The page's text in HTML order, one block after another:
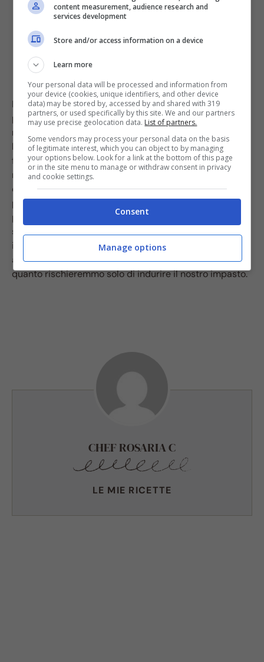
Per realizzare il classico impasto degli struffoli, e quindi
prepararli nella classica versione,il tipo di farina che
meglio si presta a questo genere di preparazioni è
la Farina 0. Per cui, è preferibile in questi casi evitare
farina 00, farina di tipo 1 e via dicendo in quanto il
risultato migliore lo si ottiene utilizzando solo la Farina
di tipo 0. Questo perché èun tipo di farina ‘debole’ e
poco raffinatache per questa tipologia di impasto è la
preferita. Come sappiamo per fare in modo che li
struffoli non siano troppo duri dopo la cottura, è anche
importante verificare la giusta quantità di farina che
andiamo ad utilizzare. Non bisogna infatti eccedere in
quanto rischieremmo solo di indurire il nostro impasto.
CHEF ROSARIA C
LE MIE RICETTE
content measurement, audience research and
services development
Store and/or access information on a device
Learn more
Your personal data will be processed and information from
your device (cookies, unique identifiers, and other device
data) may be stored by, accessed by and shared with 319
partners, or used specifically by this site. We and our partners
may use precise geolocation data. List of partners.
Some vendors may process your personal data on the basis
of legitimate interest, which you can object to by managing
your options below. Look for a link at the bottom of this page
or in the site menu to manage or withdraw consent in privacy
and cookie settings.
Consent
Manage options